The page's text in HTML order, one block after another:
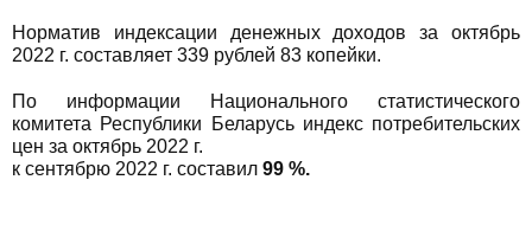
Норматив индексации денежных доходов за октябрь
2022 г. составляет 339 рублей 83 копейки.
По информации Национального статистического
комитета Республики Беларусь индекс потребительских
цен за октябрь 2022 г.
к сентябрю 2022 г. составил 99 %.